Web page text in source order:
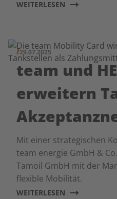
WEITERLESEN
29.07.2025
team und
erweitern
Mit einer strategischen
team energie GmbH &
Tamoil GmbH mit der
flexible Mobilität.
WEITERLESEN